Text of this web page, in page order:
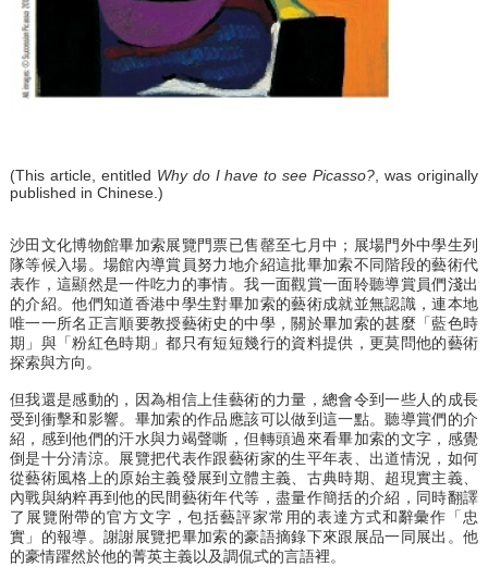
(This article, entitled Why do I have to see Picasso? , was originally
published in Chinese.)
沙田文化博物館畢加索展覽門票已售罄至七月中；展場門外中學生列
隊等候入場。場館內導賞員努力地介紹這批畢加索不同階段的藝術代
表作，這顯然是一件吃力的事情。我一面觀賞一面聆聽導賞員們淺出
的介紹。他們知道香港中學生對畢加索的藝術成就並無認識，連本地
唯一一所名正言順要教授藝術史的中學，關於畢加索的甚麼「藍色時
期」與「粉紅色時期」都只有短短幾行的資料提供，更莫問他的藝術
探索與方向。
但我還是感動的，因為相信上佳藝術的力量，總會令到一些人的成長
受到衝擊和影響。畢加索的作品應該可以做到這一點。聽導賞們的介
紹，感到他們的汗水與力竭聲嘶，但轉頭過來看畢加索的文字，感覺
倒是十分清涼。展覽把代表作跟藝術家的生平年表、出道情況，如何
從藝術風格上的原始主義發展到立體主義、古典時期、超現實主義、
內戰與納粹再到他的民間藝術年代等，盡量作簡括的介紹，同時翻譯
了展覽附帶的官方文字，包括藝評家常用的表達方式和辭彙作「忠
實」的報導。謝謝展覽把畢加索的豪語摘錄下來跟展品一同展出。他
的豪情躍然於他的菁英主義以及調侃式的言語裡。